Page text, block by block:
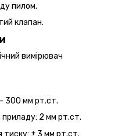
пилом.
клапан.
вимірювач
300 мм рт.ст.
приладу: 2 мм рт.ст.
тиску: ± 3 мм рт.ст.